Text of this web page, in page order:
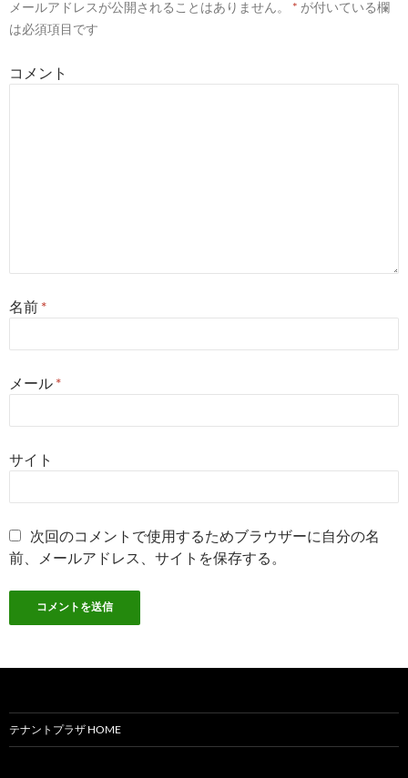
シ
ン
メールアドレスが公開されることはありません。 * が付いている欄
は必須項目です
コメント
名前 *
メール *
サイト
次回のコメントで使用するためブラウザーに自分の名
前、メールアドレス、サイトを保存する。
テナントプラザ HOME